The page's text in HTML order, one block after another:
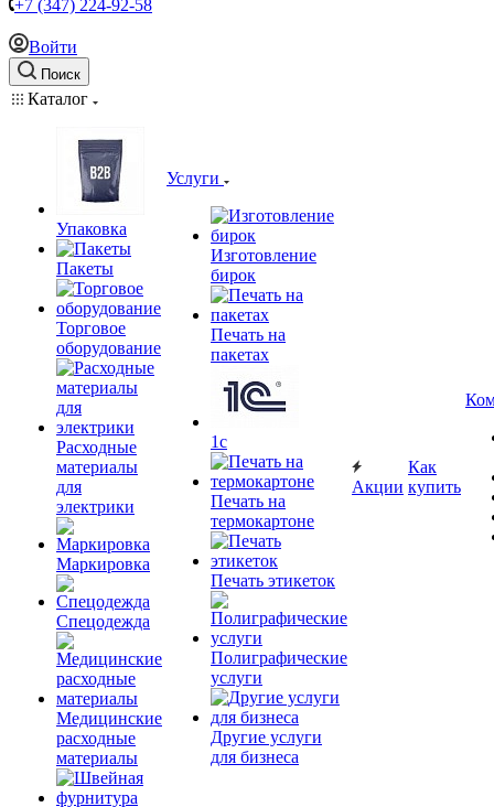
+7 (347) 224-92-58
Войти
Поиск
Каталог
Упаковка
Пакеты
Торговое
оборудование
Расходные
материалы
для
электрики
Маркировка
Спецодежда
Медицинские
расходные
материалы
Услуги
Изготовление
бирок
Печать на
пакетах
1c
Печать на
термокартоне
Печать этикеток
Полиграфические
услуги
Другие услуги
для бизнеса
Акции
Как
купить